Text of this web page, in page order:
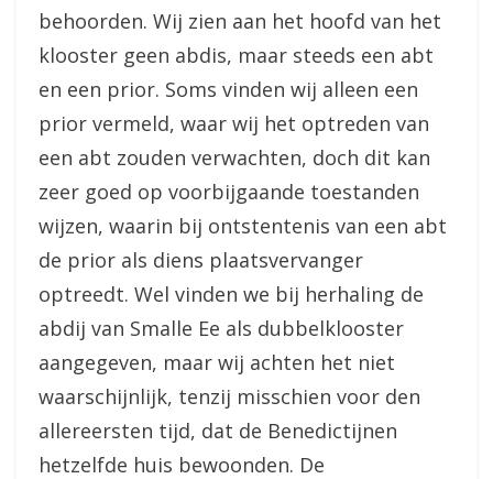
behoorden. Wij zien aan het hoofd van het
klooster geen abdis, maar steeds een abt
en een prior. Soms vinden wij alleen een
prior vermeld, waar wij het optreden van
een abt zouden verwachten, doch dit kan
zeer goed op voorbijgaande toestanden
wijzen, waarin bij ontstentenis van een abt
de prior als diens plaatsvervanger
optreedt. Wel vinden we bij herhaling de
abdij van Smalle Ee als dubbelklooster
aangegeven, maar wij achten het niet
waarschijnlijk, tenzij misschien voor den
allereersten tijd, dat de Benedictijnen
hetzelfde huis bewoonden. De